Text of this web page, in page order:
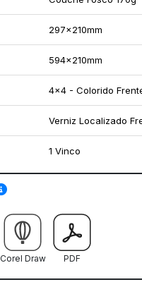
297x210mm
594x210mm
4x4 - Colorido
Verniz Localizado
1 Vinco
Saiba como utilizar os nossos
Corel Draw PDF